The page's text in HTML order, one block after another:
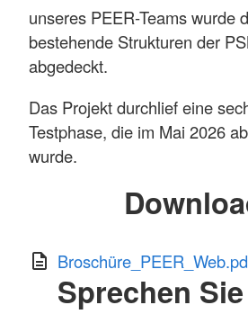
unseres PEER-Teams wurde
bestehende Strukturen der
abgedeckt.
Das Projekt durchlief eine
Testphase, die im Mai 2026
wurde.
Sprechen